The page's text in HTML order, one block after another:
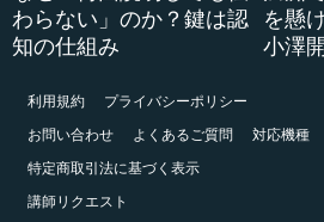
わらない」のか？鍵は認
知の仕組み
を懸
小澤
利用規約
プライバシーポリシー
お問い合わせ
よくあるご質問
対応機種
特定商取引法に基づく表示
講師リクエスト